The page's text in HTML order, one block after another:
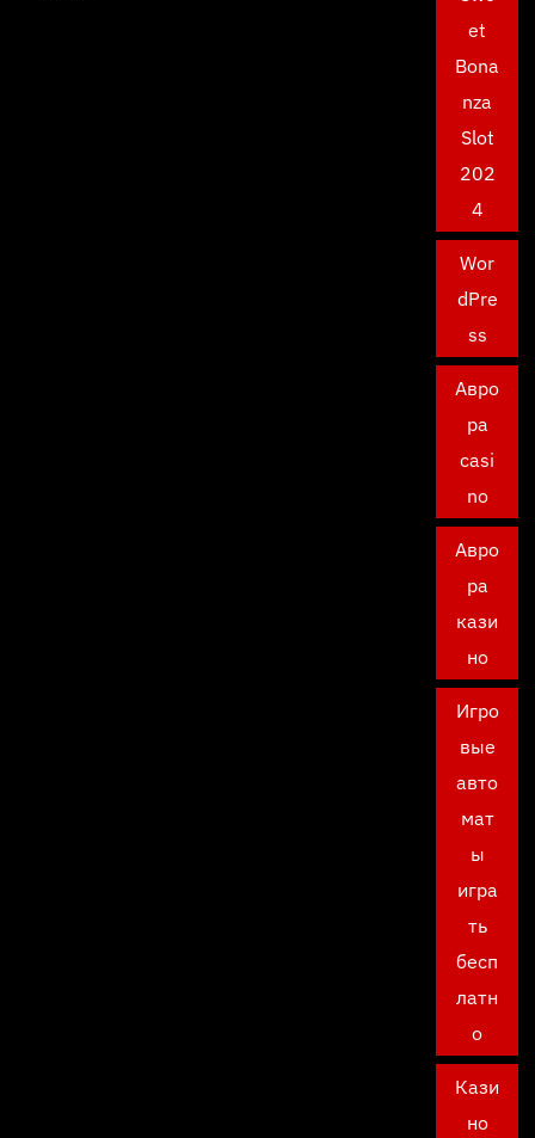
et
Bona
nza
Slot
202
4
Wor
dPre
ss
Авро
ра
casi
no
Авро
ра
кази
но
Игро
вые
авто
мат
ы
игра
ть
бесп
латн
о
Кази
но